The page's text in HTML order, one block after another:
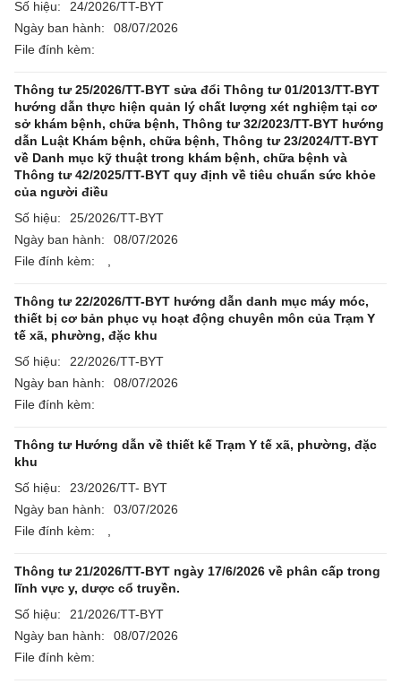
Số hiệu:
24/2026/TT-BYT
Ngày ban hành:
08/07/2026
File đính kèm:
Thông tư 25/2026/TT-BYT sửa đổi Thông tư 01/2013/TT-BYT
hướng dẫn thực hiện quản lý chất lượng xét nghiệm tại cơ
sở khám bệnh, chữa bệnh, Thông tư 32/2023/TT-BYT hướng
dẫn Luật Khám bệnh, chữa bệnh, Thông tư 23/2024/TT-BYT
về Danh mục kỹ thuật trong khám bệnh, chữa bệnh và
Thông tư 42/2025/TT-BYT quy định về tiêu chuẩn sức khỏe
của người điều
Số hiệu:
25/2026/TT-BYT
Ngày ban hành:
08/07/2026
File đính kèm:
Thông tư 22/2026/TT-BYT hướng dẫn danh mục máy móc,
thiết bị cơ bản phục vụ hoạt động chuyên môn của Trạm Y
tế xã, phường, đặc khu
Số hiệu:
22/2026/TT-BYT
Ngày ban hành:
08/07/2026
File đính kèm:
Thông tư Hướng dẫn về thiết kế Trạm Y tế xã, phường, đặc
khu
Số hiệu:
23/2026/TT- BYT
Ngày ban hành:
03/07/2026
File đính kèm:
Thông tư 21/2026/TT-BYT ngày 17/6/2026 về phân cấp trong
lĩnh vực y, dược cổ truyền.
Số hiệu:
21/2026/TT-BYT
Ngày ban hành:
08/07/2026
File đính kèm: